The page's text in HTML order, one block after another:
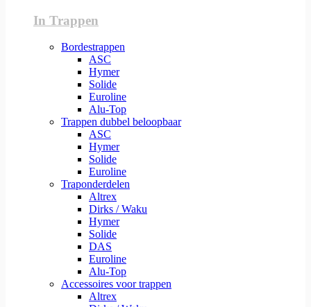
In Trappen
Bordestrappen
ASC
Hymer
Solide
Euroline
Alu-Top
Trappen dubbel beloopbaar
ASC
Hymer
Solide
Euroline
Traponderdelen
Altrex
Dirks / Waku
Hymer
Solide
DAS
Euroline
Alu-Top
Accessoires voor trappen
Altrex